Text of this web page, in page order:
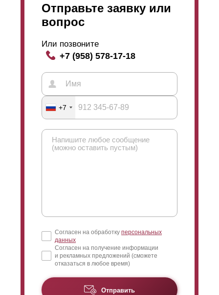
Отправьте заявку или
вопрос
Или позвоните
+7 (958) 578-17-18
+7
Согласен на обработку персональных
данных
Согласен на получение информации
и рекламных предложений (сможете
отказаться в любое время)
Отправить